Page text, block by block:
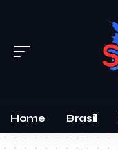
Home Brasil